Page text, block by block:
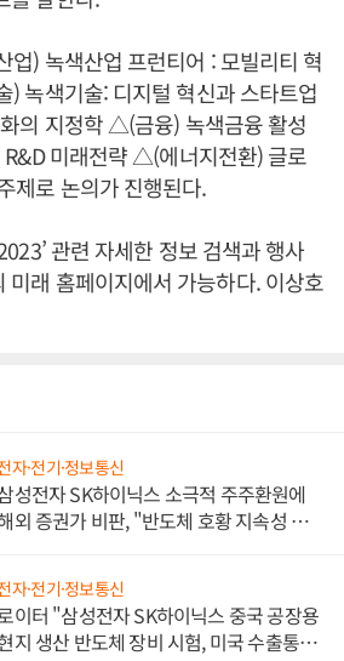
) 녹색산업 프런티어 : 모빌리티 혁
녹색기술: 디지털 혁신과 스타트업
의 지정학 △(금융) 녹색금융 활성
미래전략 △(에너지전환) 글로
제로 논의가 진행된다.
관련 자세한 정보 검색과 행사
미래 홈페이지에서 가능하다. 이상호
자·전기·정보통신
성전자 SK하이닉스 소극적 주주환원에
외 증권가 비판, "반도체 호황 지속성 의
자·전기·정보통신
이터 "삼성전자 SK하이닉스 중국 공장용
지 생산 반도체 장비 시험, 미국 수출통제